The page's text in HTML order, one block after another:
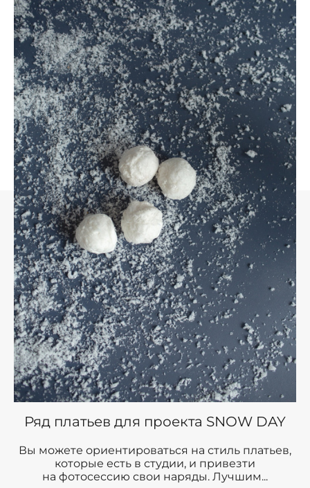
Ряд платьев для проекта SNOW DAY
Вы можете ориентироваться на стиль платьев,
которые есть в студии, и привезти
на фотосессию свои наряды. Лучшим...